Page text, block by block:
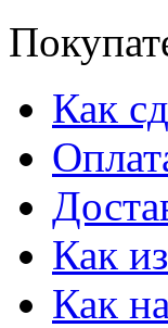
Как
Как
Как